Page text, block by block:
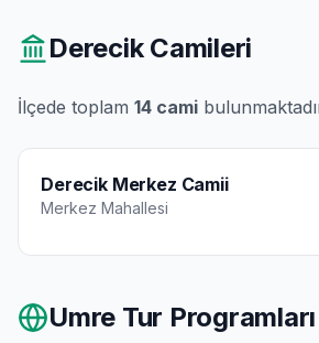
DerecikCamileri
İlçede toplam 14 cami
Derecik Merkez Camii
Merkez Mahallesi
Umre Tur Programları